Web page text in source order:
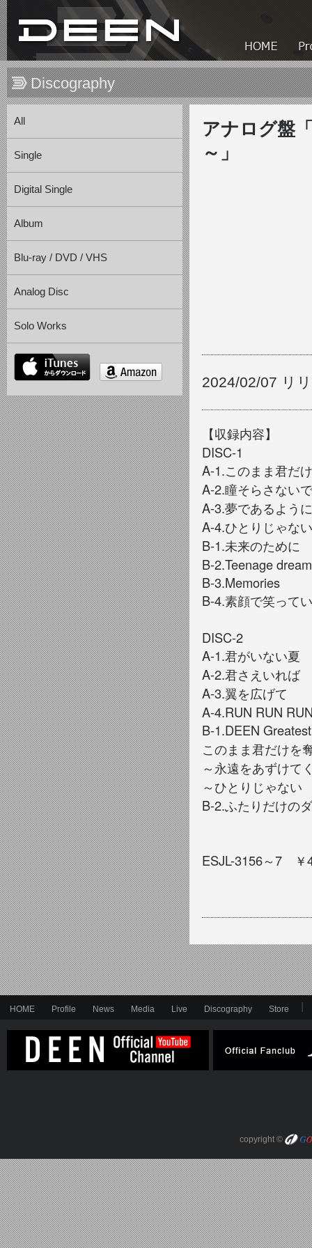
Discography
All
Single
Digital Single
Album
Blu-ray / DVD / VHS
Analog Disc
Solo Works
itunes
アナログ盤
～」
2024/02/07 リ
【収録内容】
DISC-1
A-1.このまま君だ
A-2.瞳そらさないで
A-3.夢であるように
A-4.ひとりじゃない
B-1.未来のために
B-2.Teenage dream
B-3.Memories
B-4.素顔で笑って
DISC-2
A-1.君がいない夏
A-2.君さえいれば
A-3.翼を広げて
A-4.RUN RUN
B-1.DEEN
このまま君だけを
～永遠をあずけて
～ひとりじゃない
B-2.ふたりだけの
ESJL-3156～ 7 ￥
HOME Profile News Media Live Discography Store
copyright ©